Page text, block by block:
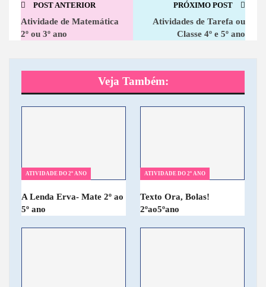
POST ANTERIOR
Atividade de Matemática
2º ou 3º ano
PRÓXIMO POST
Atividades de Tarefa ou
Classe 4º e 5º ano
Veja Também:
ATIVIDADE DO 2º ANO
A Lenda Erva- Mate 2º ao
5º ano
ATIVIDADE DO 2º ANO
Texto Ora, Bolas!
2ºao5ºano